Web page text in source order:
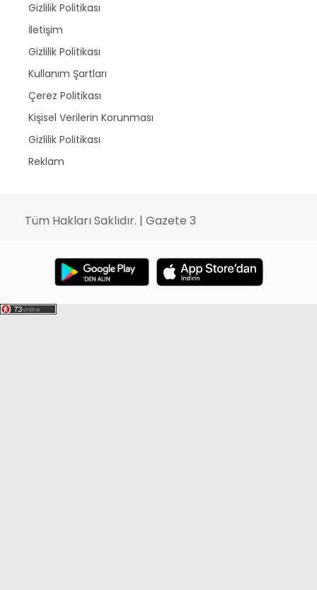
Gizlilik Politikası
İletişim
Gizlilik Politikası
Kullanım Şartları
Çerez Politikası
Kişisel Verilerin Korunması
Gizlilik Politikası
Reklam
Tüm Hakları Saklıdır. | Gazete 3